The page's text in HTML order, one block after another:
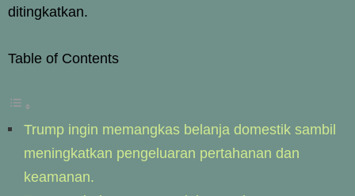
ditingkatkan.
Table of Contents
Trump ingin memangkas belanja domestik sambil
meningkatkan pengeluaran pertahanan dan
keamanan.